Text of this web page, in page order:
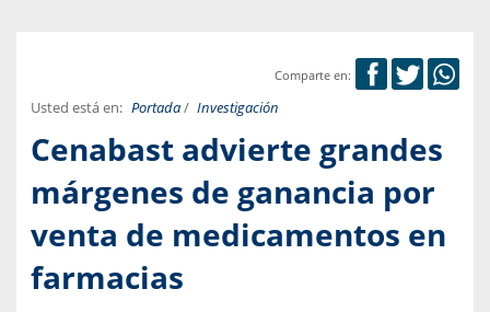
Comparte en:
Usted está en: Portada/ Investigación
Cenabast advierte grandes
márgenes de ganancia por
venta de medicamentos en
farmacias